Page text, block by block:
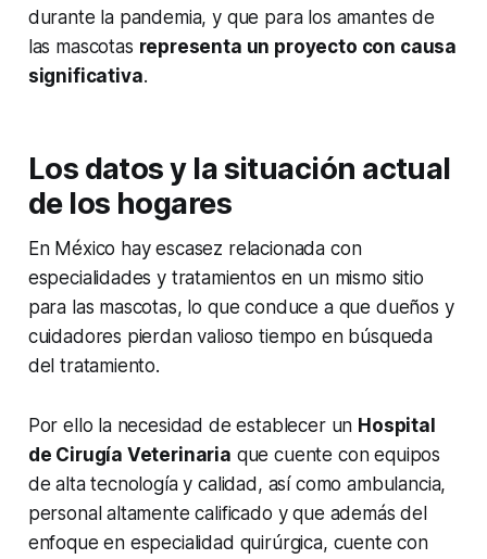
durante la pandemia, y que para los amantes de
las mascotas representa un proyecto con causa
significativa.
Los datos y la situación actual
de los hogares
En México hay escasez relacionada con
especialidades y tratamientos en un mismo sitio
para las mascotas, lo que conduce a que dueños y
cuidadores pierdan valioso tiempo en búsqueda
del tratamiento.
Por ello la necesidad de establecer un Hospital
de Cirugía Veterinaria que cuente con equipos
de alta tecnología y calidad, así como ambulancia,
personal altamente calificado y que además del
enfoque en especialidad quirúrgica, cuente con